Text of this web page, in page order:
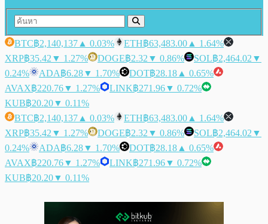
BTC฿2,140,137 ▲ 0.03% ETH฿63,483.00 ▲ 1.64%
XRP฿35.42 ▼ 1.27% DOGE฿2.32 ▼ 0.86% SOL฿2,464.02 ▼
0.24%
ADA฿6.28▼ 1.70% DOT฿28.18 ▲ 0.65%
AVAX฿220.76▼ 1.27% LINK฿271.96▼ 0.72%
KUB฿20.20▼ 0.11%
BTC฿2,140,137 ▲ 0.03% ETH฿63,483.00 ▲ 1.64%
XRP฿35.42 ▼ 1.27% DOGE฿2.32 ▼ 0.86% SOL฿2,464.02 ▼
0.24%
ADA฿6.28▼ 1.70% DOT฿28.18 ▲ 0.65%
AVAX฿220.76▼ 1.27% LINK฿271.96▼ 0.72%
KUB฿20.20▼ 0.11%